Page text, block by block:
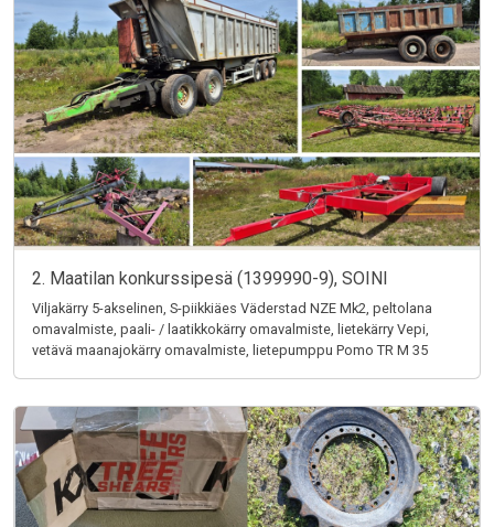
2. Maatilan konkurssipesä (1399990-9), SOINI
Viljakärry 5-akselinen, S-piikkiäes Väderstad NZE Mk2, peltolana
omavalmiste, paali- / laatikkokärry omavalmiste, lietekärry Vepi,
vetävä maanajokärry omavalmiste, lietepumppu Pomo TR M 35